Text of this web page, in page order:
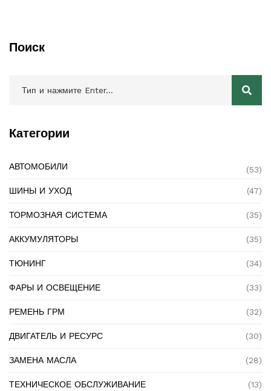
Поиск
Категории
АВТОМОБИЛИ (53)
ШИНЫ И УХОД (47)
ТОРМОЗНАЯ СИСТЕМА (35)
АККУМУЛЯТОРЫ (35)
ТЮНИНГ (34)
ФАРЫ И ОСВЕЩЕНИЕ (33)
РЕМЕНЬ ГРМ (32)
ДВИГАТЕЛЬ И РЕСУРС (30)
ЗАМЕНА МАСЛА (28)
ТЕХНИЧЕСКОЕ ОБСЛУЖИВАНИЕ (13)